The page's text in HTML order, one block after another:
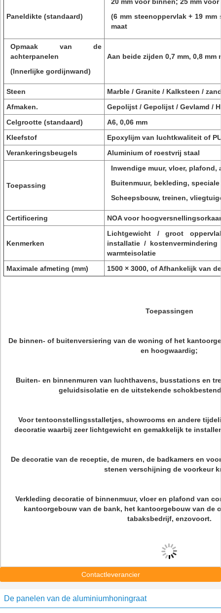
Paneldikte (standaard)
(6 mm steenoppervlak + 19
maat
Opmaak van de
achterpanelen
(Innerlijke gordijnwand)
Aan beide zijden 0,7 mm, 0,8
Steen
Marble / Granite / Kalksteen /
Afmaken.
Gepolijst / Gepolijst / Gevlamd /
Celgrootte (standaard)
A6, 0,06 mm
Kleefstof
Epoxylijm van luchtkwaliteit of
Verankeringsbeugels
Aluminium of roestvrij staal
Toepassing
Inwendige muur, vloer, plafond,
Buitenmuur, bekleding,
Scheepsbouw, treinen,
Certificering NOA voor
Kenmerken
Lichtgewicht / groot
installatie /
warmteisolatie
Maximale afmeting (mm)
1500 × 3000, of Afhankelijk van
Toepassingen
De binnen- of buitenversiering van de woning of het
en hoogwaardig;
Buiten- en binnenmuren van luchthavens, busstations en
geluidsisolatie en de uitstekende
Voor tentoonstellingsstalletjes, showrooms en andere
decoratie waarbij zeer lichtgewicht en gemakkelijk te
De decoratie van de receptie, de muren, de badkamers en
stenen verschijning de voorkeur
Verkleding decoratie of binnenmuur, vloer en plafond van
kantoorgebouw van de bank, het kantoorgebouw van de
tabaksbedrijf, enzovoort.
Contactleverancier
De panelen van de aluminiumhoningraat